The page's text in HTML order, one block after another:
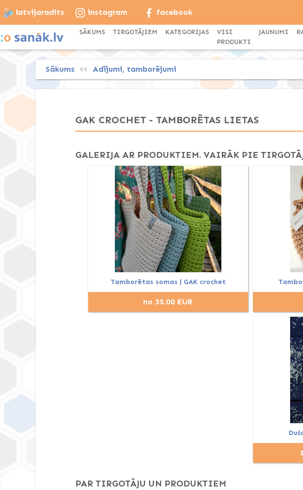
latvijaradits instagram facebook
SĀKUMS TIRGOTĀJIEM KATEGORIJAS
VISI
PRODUKTI
JAUNUMI
Sākums << Adījumi, tamborējumi
GAK CROCHET - TAMBORĒTAS LIETAS
GALERIJA AR PRODUKTIEM. VAIRĀK PIE
Tamborētas somas | GAK crochet
no 35.00 EUR
PAR TIRGOTĀJU UN PRODUKTIEM